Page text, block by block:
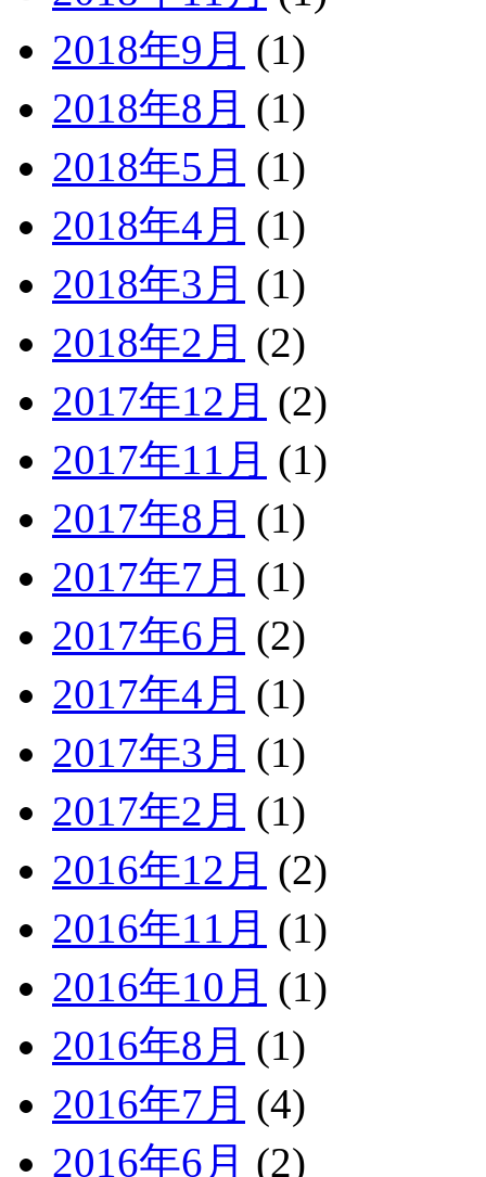
2018年9月 (1)
2018年8月 (1)
2018年5月 (1)
2018年4月 (1)
2018年3月 (1)
2018年2月 (2)
2017年12月 (2)
2017年11月 (1)
2017年8月 (1)
2017年7月 (1)
2017年6月 (2)
2017年4月 (1)
2017年3月 (1)
2017年2月 (1)
2016年12月 (2)
2016年11月 (1)
2016年10月 (1)
2016年8月 (1)
2016年7月 (4)
2016年6月 (2)